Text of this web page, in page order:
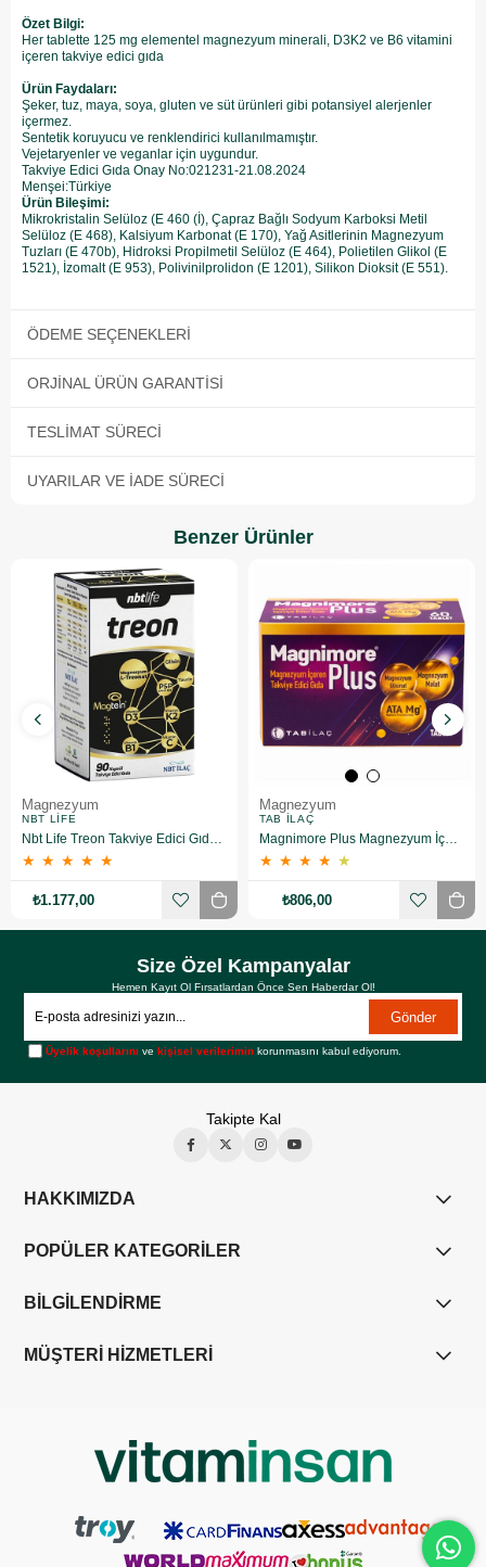
Özet Bilgi:
Her tablette 125 mg elementel magnezyum minerali, D3K2 ve B6 vitamini
içeren takviye edici gıda
Ürün Faydaları:
Şeker, tuz, maya, soya, gluten ve süt ürünleri gibi potansiyel alerjenler
içermez.
Sentetik koruyucu ve renklendirici kullanılmamıştır.
Vejetaryenler ve veganlar için uygundur.
Takviye Edici Gıda Onay No:021231-21.08.2024
Menşei:Türkiye
Ürün Bileşimi:
Mikrokristalin Selüloz (E 460 (İ), Çapraz Bağlı Sodyum Karboksi Metil
Selüloz (E 468), Kalsiyum Karbonat (E 170), Yağ Asitlerinin Magnezyum
Tuzları (E 470b), Hidroksi Propilmetil Selüloz (E 464), Polietilen Glikol (E
1521), İzomalt (E 953), Polivinilprolidon (E 1201), Silikon Dioksit (E 551).
ÖDEME SEÇENEKLERI
ORJINAL ÜRÜN GARANTISI
TESLIMAT SÜRECI
UYARILAR VE İADE SÜRECI
Benzer Ürünler
Magnezyum
NBT LIFE
Nbt Life Treon Takviye Edici Gıda 90 Kapsül
★ ★ ★ ★ ★
₺1.177,00
Magnezyum
TAB İLAÇ
Magnimore Plus Magnezyum İçeren Takviye Edici Gıda 60 Kapsül
★ ★ ★ ★ ★
₺806,00
Size Özel Kampanyalar
Hemen Kayıt Ol Fırsatlardan Önce Sen Haberdar Ol!
Gönder
Üyelik koşullarını vekişisel verilerimin korunmasını kabul ediyorum.
Takipte Kal
HAKKIMIZDA
POPÜLER KATEGORİLER
BİLGİLENDİRME
MÜŞTERİ HİZMETLERİ